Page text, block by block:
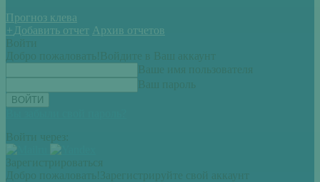
Прогноз клева
+ Добавить отчет Архив отчетов
Войти
Добро пожаловать! Войдите в Ваш аккаунт
Ваше имя пользователя
Ваш пароль
Войти через:
Зарегистрироваться
Добро пожаловать! Зарегистрируйте свой аккаунт